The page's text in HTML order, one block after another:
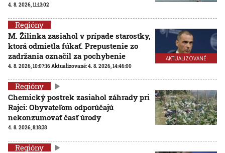
4. 8. 2026, 11:13:02
AKTUALIZOVANÉ
Regióny
M. Žilinka zasiahol v prípade starostky,
ktorá odmietla fúkať. Prepustenie zo
zadržania označil za pochybenie
4. 8. 2026, 10:07:16Aktualizované:4. 8. 2026, 14:46:00
Regióny
Chemický postrek zasiahol záhrady pri
Rajci: Obyvateľom odporúčajú
nekonzumovať časť úrody
4. 8. 2026, 8:18:38
Regióny